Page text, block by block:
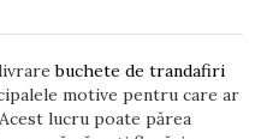
buchete de trandafiri
motive pentru care ar
lucru poate părea